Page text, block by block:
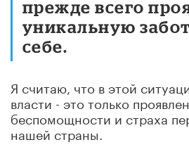
прежде всего
уникальную
себе.
Я считаю, что в этой
власти - это только
беспомощности и страха
нашей страны.